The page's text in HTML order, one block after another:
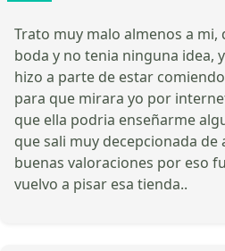
Trato muy malo almenos a
boda y no tenia ninguna idea,
hizo a parte de estar
para que mirara yo por
que ella podria enseñarme
que sali muy decepcionada de
buenas valoraciones por eso
vuelvo a pisar esa tienda..